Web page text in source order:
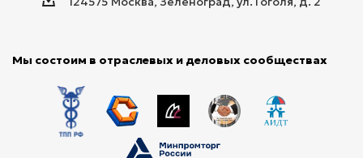
Мы состоим в отраслевых и деловых сообществах